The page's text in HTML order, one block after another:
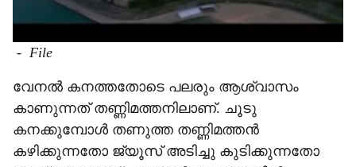
- File
വേനൽ കനത്തതോടെ പലരും ആശ്വാസം
കാണുന്നത് തണ്ണിമത്തനിലാണ്. ചൂടു
കനക്കുമ്പോൾ തണുത്ത തണ്ണിമത്തൻ
കഴിക്കുന്നതോ ജ്യൂസ് അടിച്ചു കുടിക്കുന്നതോ